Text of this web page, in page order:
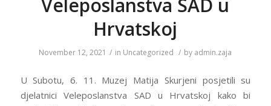
Veleposlanstva SAD u
Hrvatskoj
November 12, 2021 / in Uncategorized / by admin.zaja
U Subotu, 6. 11. Muzej Matija Skurjeni posjetili su
djelatnici Veleposlanstva SAD u Hrvatskoj kako bi